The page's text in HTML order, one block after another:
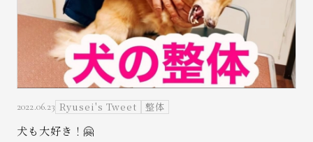
2022.06.23 Ryusei's Tweet 整体
犬も大好き！🤗